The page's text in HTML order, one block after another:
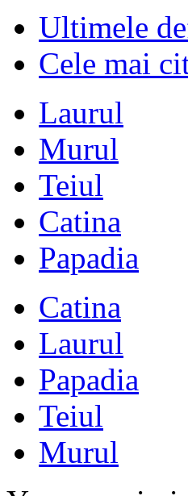
Ultimele
Cele mai
Laurul
Murul
Teiul
Catina
Papadia
Catina
Laurul
Papadia
Teiul
Murul